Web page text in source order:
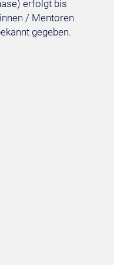
erfolgt bis
/ Mentoren
gegeben.